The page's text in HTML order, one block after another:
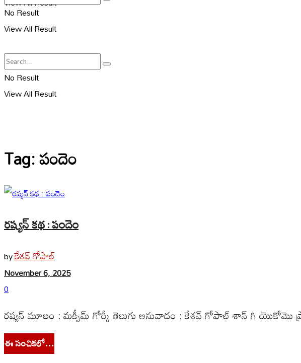
No Result
View All Result
No Result
View All Result
Tag:పందెం
రష్యన్ కథ : పందెం
byకేశవ్ గోపాల్
November 6, 2025
0
రష్యన్ మూలం : మక్సీమ్ గోర్కీ తెలుగు అనువాదం : కేశవ్ గోపాల్ శాన్ గి యొకోమొ
ఈ సంచికలో…